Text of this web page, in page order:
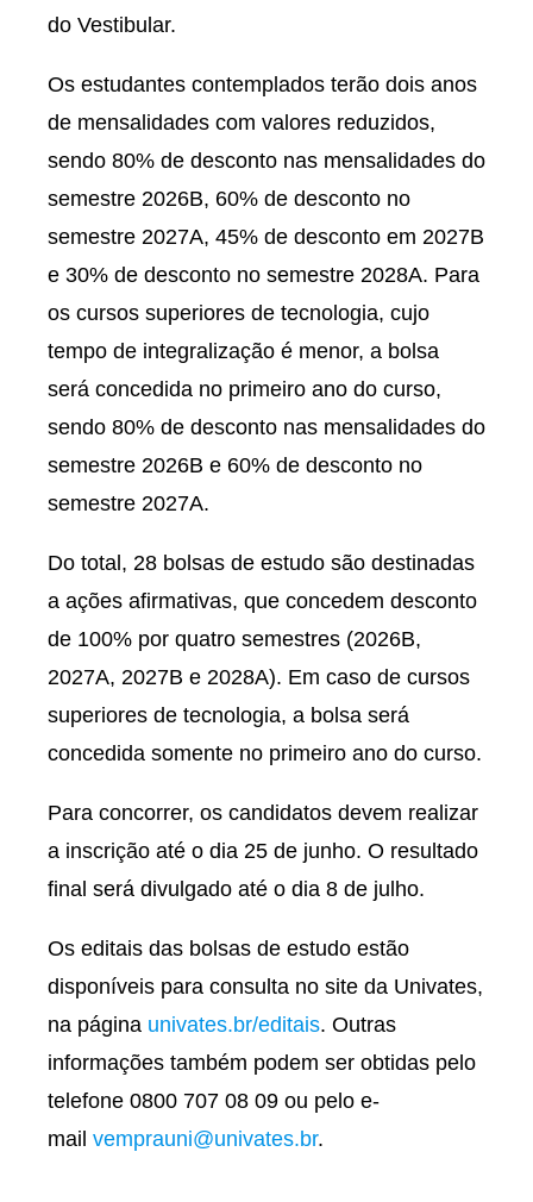
do Vestibular.
Os estudantes contemplados terão dois anos
de mensalidades com valores reduzidos,
sendo 80% de desconto nas mensalidades do
semestre 2026B, 60% de desconto no
semestre 2027A, 45% de desconto em 2027B
e 30% de desconto no semestre 2028A. Para
os cursos superiores de tecnologia, cujo
tempo de integralização é menor, a bolsa
será concedida no primeiro ano do curso,
sendo 80% de desconto nas mensalidades do
semestre 2026B e 60% de desconto no
semestre 2027A.
Do total, 28 bolsas de estudo são destinadas
a ações afirmativas, que concedem desconto
de 100% por quatro semestres (2026B,
2027A, 2027B e 2028A). Em caso de cursos
superiores de tecnologia, a bolsa será
concedida somente no primeiro ano do curso.
Para concorrer, os candidatos devem realizar
a inscrição até o dia 25 de junho. O resultado
final será divulgado até o dia 8 de julho.
Os editais das bolsas de estudo estão
disponíveis para consulta no site da Univates,
na página univates.br/editais. Outras
informações também podem ser obtidas pelo
telefone 0800 707 08 09 ou pelo e-
mail vemprauni@univates.br.